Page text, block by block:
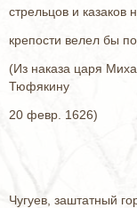
стрельцов и
крепости велел бы
(Из наказа царя
Тюфякину
20 февр. 1626)
Чугуев, заштатный